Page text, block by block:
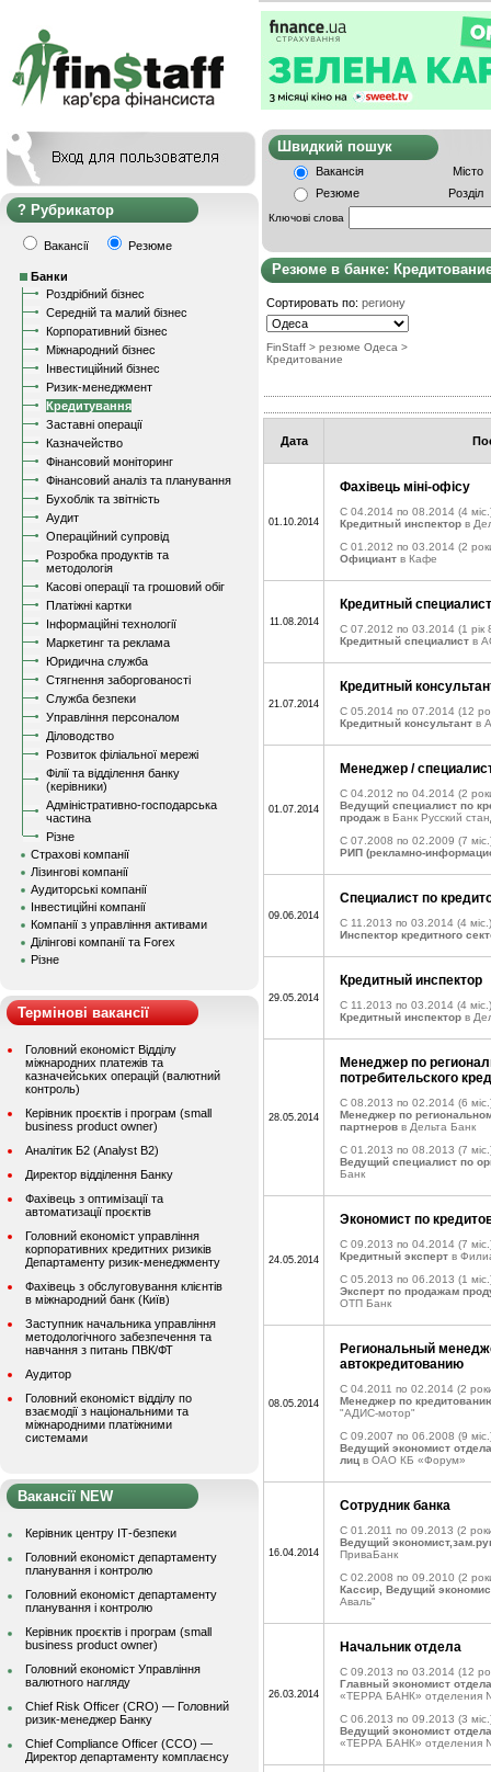
Рубрикатор
Вакансії Резюме
Банки
Роздрібний бізнес
Середній та малий бізнес
Корпоративний бізнес
Міжнародний бізнес
Інвестиційний бізнес
Ризик-менеджмент
Кредитування
Заставні операції
Казначейство
Фінансовий моніторинг
Фінансовий аналіз та планування
Бухоблік та звітність
Аудит
Операційний супровід
Розробка продуктів та
методологія
Касові операції та грошовий обіг
Платіжні картки
Інформаційні технології
Маркетинг та реклама
Юридична служба
Стягнення заборгованості
Служба безпеки
Управління персоналом
Діловодство
Розвиток філіальної мережі
Філії та відділення банку
(керівники)
Адміністративно-господарська
частина
Різне
Страхові компанії
Лізингові компанії
Аудиторські компанії
Інвестиційні компанії
Компанії з управління активами
Ділінгові компанії та Forex
Різне
Термінові вакансії
Головний економіст Відділу
міжнародних платежів та
казначейських операцій (валютний
контроль)
Керівник проєктів і програм (small
business product owner)
Аналітик Б2 (Analyst B2)
Директор відділення Банку
Фахівець з оптимізації та
автоматизації проєктів
Головний економіст управління
корпоративних кредитних ризиків
Департаменту ризик-менеджменту
Фахівець з обслуговування клієнтів
в міжнародний банк (Київ)
Заступник начальника управління
методологічного забезпечення та
навчання з питань ПВК/ФТ
Аудитор
Головний економіст відділу по
взаємодії з національними та
міжнародними платіжними
системами
Вакансії NEW
Керівник центру ІТ-безпеки
Головний економіст департаменту
планування і контролю
Головний економіст департаменту
планування і контролю
Керівник проєктів і програм (small
business product owner)
Головний економіст Управління
валютного нагляду
Chief Risk Officer (CRO) — Головний
ризик-менеджер Банку
Chief Compliance Officer (CCO) —
Директор департаменту комплаєнсу
Швидкий
Вакансія
Місто
Резюме
Розділ
Ключові слова
Резюме в банке:
Сортировать по: региону
FinStaff > резюме Одеса >
Кредитование
Дата
01.10.2014
Фахiвець мiнi-офiсу
C 04.2014 по 08.2014 (4
Кредитный инспектор в
C 01.2012 по 03.2014 (2
Официант в Кафе
11.08.2014
Кредитный специалист
C 07.2012 по 03.2014 (1 рік
Кредитный специалист в
21.07.2014
Кредитный
C 05.2014 по 07.2014 (12
Кредитный консультант в
01.07.2014
Менеджер /
C 04.2012 по 04.2014 (2
Ведущий специалист по
продаж в Банк Русский
C 07.2008 по 02.2009 (7
РИП (рекламно-
09.06.2014
Специалист по
C 11.2013 по 03.2014 (4 міс.)
Инспектор кредитного
29.05.2014
Кредитный инспектор
C 11.2013 по 03.2014 (4 міс.)
Кредитный инспектор в
28.05.2014
Менеджер по
потребительского
C 08.2013 по 02.2014 (6
Менеджер по
партнеров в Дельта Банк
C 01.2013 по 08.2013 (7
Ведущий специалист по
Банк
24.05.2014
Экономист по
C 09.2013 по 04.2014 (7
Кредитный эксперт в
C 05.2013 по 06.2013 (1
Эксперт по продажам
ОТП Банк
08.05.2014
Региональный
автокредитованию
C 04.2011 по 02.2014 (2
Менеджер по
"АДИС-мотор"
C 09.2007 по 06.2008 (9
Ведущий экономист
лиц в OАО КБ «Форум»
16.04.2014
Сотрудник банка
C 01.2011 по 09.2013 (2
Ведущий
ПриваБанк
C 02.2008 по 09.2010 (2
Кассир, Ведущий
Аваль"
26.03.2014
Начальник отдела
C 09.2013 по 03.2014 (12
Главный экономист
«ТЕРРА БАНК» отделения
C 06.2013 по 09.2013 (3
Ведущий экономист
«ТЕРРА БАНК» отделения